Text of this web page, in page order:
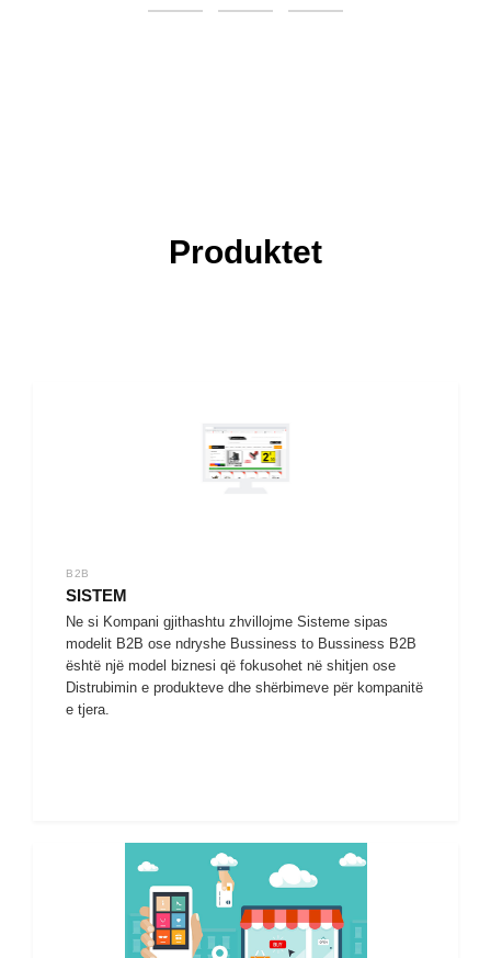
Produktet
B2B
SISTEM
Ne si Kompani gjithashtu zhvillojme Sisteme sipas
modelit B2B ose ndryshe Bussiness to Bussiness B2B
është një model biznesi që fokusohet në shitjen ose
Distrubimin e produkteve dhe shërbimeve për kompanitë
e tjera.